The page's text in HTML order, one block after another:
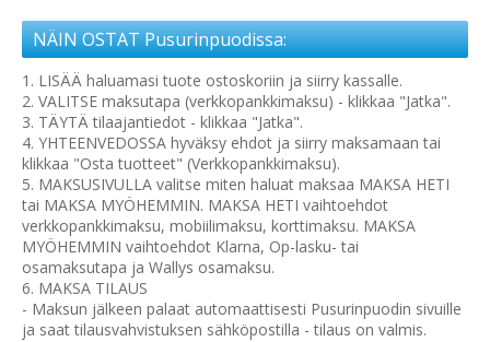
NÄIN OSTAT Pusurinpuodissa:
1. LISÄÄ haluamasi tuote ostoskoriin ja siirry kassalle.
2. VALITSE maksutapa (verkkopankkimaksu) - klikkaa "Jatka".
3. TÄYTÄ tilaajantiedot - klikkaa "Jatka".
4. YHTEENVEDOSSA hyväksy ehdot ja siirry maksamaan tai
klikkaa "Osta tuotteet" (Verkkopankkimaksu).
5. MAKSUSIVULLA valitse miten haluat maksaa MAKSA HETI
tai MAKSA MYÖHEMMIN. MAKSA HETI vaihtoehdot
verkkopankkimaksu, mobiilimaksu, korttimaksu. MAKSA
MYÖHEMMIN vaihtoehdot Klarna, Op-lasku- tai
osamaksutapa ja Wallys osamaksu.
6. MAKSA TILAUS
- Maksun jälkeen palaat automaattisesti Pusurinpuodin sivuille
ja saat tilausvahvistuksen sähköpostilla - tilaus on valmis.